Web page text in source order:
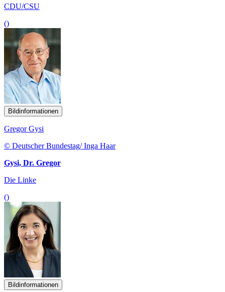
CDU/CSU
()
Bildinformationen
Gregor Gysi
© Deutscher Bundestag/ Inga Haar
Gysi, Dr. Gregor
Die Linke
()
Bildinformationen